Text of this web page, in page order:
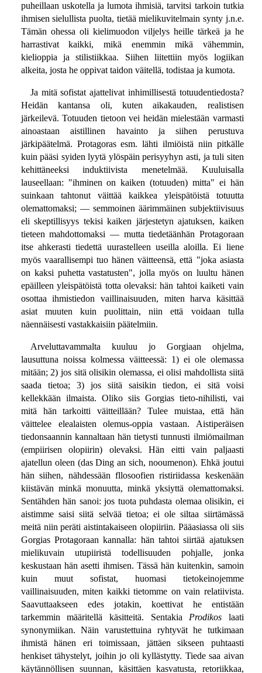
puheillaan uskotella ja lumota ihmisiä, tarvitsi tarkoin tutkia
ihmisen sielullista puolta, tietää mielikuvitelmain synty j.n.e.
Tämän ohessa oli kielimuodon viljelys heille tärkeä ja he
harrastivat kaikki, mikä enemmin mikä vähemmin,
kielioppia ja stilistiikkaa. Siihen liitettiin myös logiikan
alkeita, josta he oppivat taidon väitellä, todistaa ja kumota.
Ja mitä sofistat ajattelivat inhimillisestä totuudentiedosta?
Heidän kantansa oli, kuten aikakauden, realistisen
järkeilevä. Totuuden tietoon vei heidän mielestään varmasti
ainoastaan aistillinen havainto ja siihen perustuva
järkipäätelmä. Protagoras esm. lähti ilmiöistä niin pitkälle
kuin pääsi syiden lyytä ylöspäin perisyyhyn asti, ja tuli siten
kehittäneeksi induktiivista menetelmää. Kuuluisalla
lauseellaan: "ihminen on kaiken (totuuden) mitta" ei hän
suinkaan tahtonut väittää kaikkea yleispätöistä totuutta
olemattomaksi; — semmoinen äärimmäinen subjektiivisuus
eli skeptillisyys tekisi kaiken järjestetyn ajatuksen, kaiken
tieteen mahdottomaksi — mutta tiedetäänhän Protagoraan
itse ahkerasti tiedettä uurastelleen useilla aloilla. Ei liene
myös vaarallisempi tuo hänen väitteensä, että "joka asiasta
on kaksi puhetta vastatusten", jolla myös on luultu hänen
epäilleen yleispätöistä totta olevaksi: hän tahtoi kaiketi vain
osottaa ihmistiedon vaillinaisuuden, miten harva käsittää
asiat muuten kuin puolittain, niin että voidaan tulla
näennäisesti vastakkaisiin päätelmiin.
Arveluttavammalta kuuluu jo Gorgiaan ohjelma,
lausuttuna noissa kolmessa väitteessä: 1) ei ole olemassa
mitään; 2) jos sitä olisikin olemassa, ei olisi mahdollista siitä
saada tietoa; 3) jos siitä saisikin tiedon, ei sitä voisi
kellekkään ilmaista. Oliko siis Gorgias tieto-nihilisti, vai
mitä hän tarkoitti väitteillään? Tulee muistaa, että hän
väittelee elealaisten olemus-oppia vastaan. Aistiperäisen
tiedonsaannin kannaltaan hän tietysti tunnusti ilmiömailman
(empiirisen olopiirin) olevaksi. Hän eitti vain paljaasti
ajatellun oleen (das Ding an sich, nooumenon). Ehkä joutui
hän siihen, nähdessään fllosoofien ristiriidassa keskenään
kiistävän minkä monuutta, minkä yksiyttä olemattomaksi.
Sentähden hän sanoi: jos tuota puhdasta olemaa olisikin, ei
aistimme saisi siitä selvää tietoa; ei ole siltaa siirtämässä
meitä niin peräti aistintakaiseen olopiiriin. Pääasiassa oli siis
Gorgias Protagoraan kannalla: hän tahtoi siirtää ajatuksen
mielikuvain utupiiristä todellisuuden pohjalle, jonka
keskustaan hän asetti ihmisen. Tässä hän kuitenkin, samoin
kuin muut sofistat, huomasi tietokeinojemme
vaillinaisuuden, miten kaikki tietomme on vain relatiivista.
Saavuttaakseen edes jotakin, koettivat he entistään
tarkemmin määritellä käsitteitä. SentakiaProdikos laati
synonymiikan. Näin varustettuina ryhtyvät he tutkimaan
ihmistä hänen eri toimissaan, jättäen sikseen puhtaasti
henkiset tähystelyt, joihin jo oli kyllästytty. Tiede saa aivan
käytännöllisen suunnan, käsittäen kasvatusta, retoriikkaa,